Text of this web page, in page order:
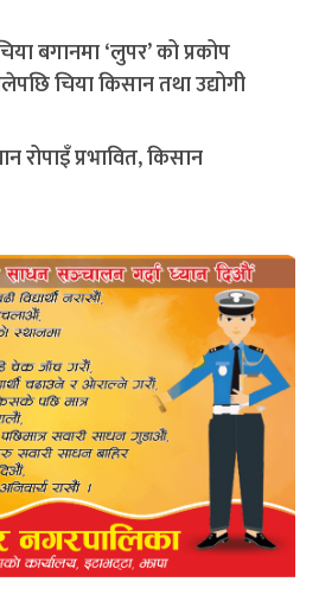
बगानमा ‘लुपर’ को प्रकोप
चिया किसान तथा उद्योगी
रोपाइँ प्रभावित, किसान